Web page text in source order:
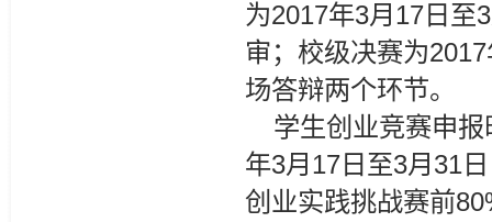
为2017年3月17日至
审；校级决赛为
场答辩两个环节。
学生创业竞赛申
年3月17日至3月31
创业实践挑战赛前